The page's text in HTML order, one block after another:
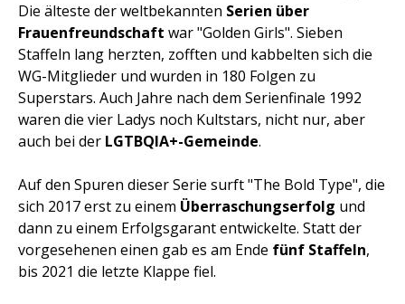
Die älteste der weltbekannten Serien über
Frauenfreundschaft war "Golden Girls". Sieben
Staffeln lang herzten, zofften und kabbelten sich die
WG-Mitglieder und wurden in 180 Folgen zu
Superstars. Auch Jahre nach dem Serienfinale 1992
waren die vier Ladys noch Kultstars, nicht nur, aber
auch bei der LGTBQIA+-Gemeinde.
Auf den Spuren dieser Serie surft "The Bold Type", die
sich 2017 erst zu einem Überraschungserfolg und
dann zu einem Erfolgsgarant entwickelte. Statt der
vorgesehenen einen gab es am Ende fünf Staffeln,
bis 2021 die letzte Klappe fiel.